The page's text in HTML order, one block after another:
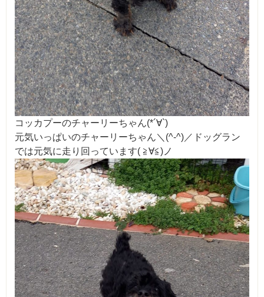
コッカプーのチャーリーちゃん(*´∀`)
元気いっぱいのチャーリーちゃん＼(^-^)／ドッグラン
では元気に走り回っています( ≧∀≦)ノ